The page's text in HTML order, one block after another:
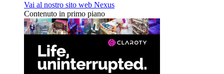
Vai al nostro sito web Nexus
Contenuto in primo piano